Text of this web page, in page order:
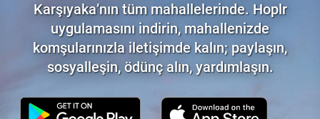
Karşıyaka’nın tüm mahallelerinde. Hoplr
uygulamasını indirin, mahallenizde
komşularınızla iletişimde kalın; paylaşın,
sosyalleşin, ödünç alın, yardımlaşın.